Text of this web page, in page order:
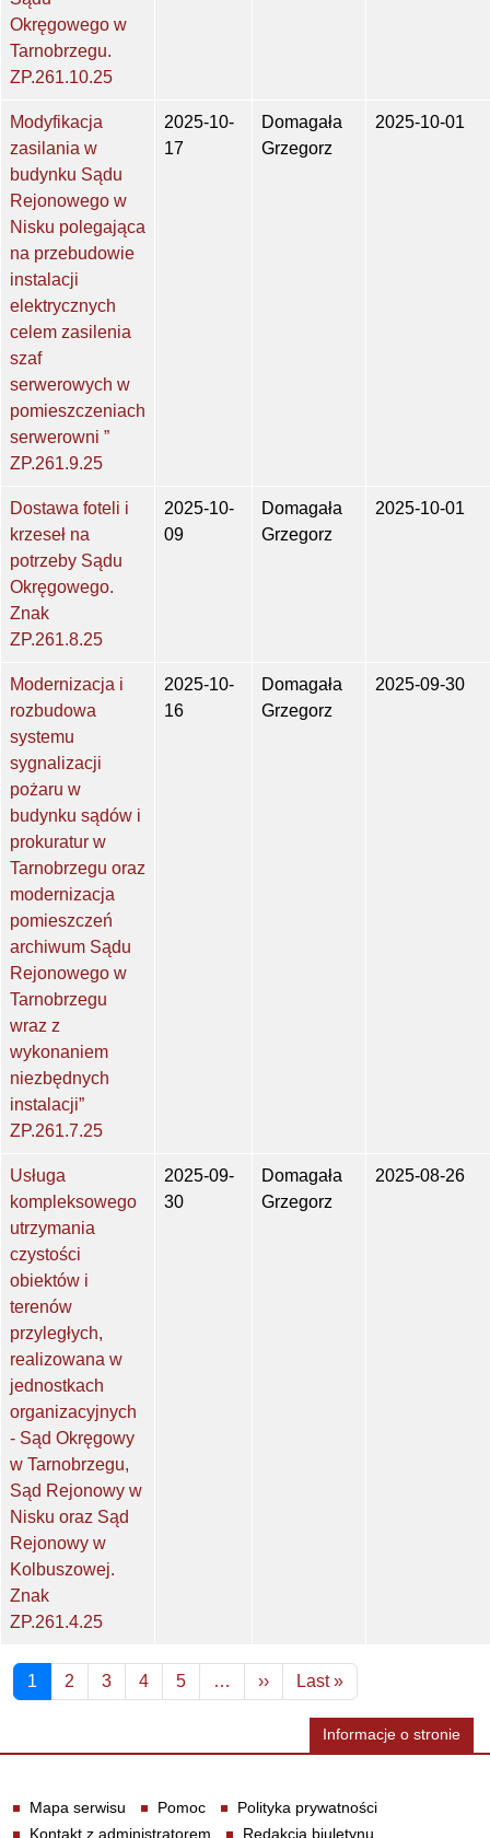
Okręgowego w
Tarnobrzegu.
ZP.261.10.25
Modyfikacja
zasilania w
budynku Sądu
Rejonowego w
Nisku polegająca
na przebudowie
instalacji
elektrycznych
celem zasilenia
szaf
serwerowych w
pomieszczeniach
serwerowni ”
ZP.261.9.25
2025-10-
17
Domagała
Grzegorz
2025-10-01
Dostawa foteli i
krzeseł na
potrzeby Sądu
Okręgowego.
Znak
ZP.261.8.25
2025-10-
09
Domagała
Grzegorz
2025-10-01
Modernizacja i
rozbudowa
systemu
sygnalizacji
pożaru w
budynku sądów i
prokuratur w
Tarnobrzegu oraz
modernizacja
pomieszczeń
archiwum Sądu
Rejonowego w
Tarnobrzegu
wraz z
wykonaniem
niezbędnych
instalacji”
ZP.261.7.25
2025-10-
16
Domagała
Grzegorz
2025-09-30
Usługa
kompleksowego
utrzymania
czystości
obiektów i
terenów
przyległych,
realizowana w
jednostkach
organizacyjnych
- Sąd Okręgowy
w Tarnobrzegu,
Sąd Rejonowy w
Nisku oraz Sąd
Rejonowy w
Kolbuszowej.
Znak
ZP.261.4.25
2025-09-
30
Domagała
Grzegorz
2025-08-26
Stronicowanie
1 2 3 4 5 … ››Następna strona
Last »Ostatnia strona
Informacje o stronie
Mapa serwisu Pomoc
Polityka prywatności
Kontakt z administratorem
Redakcja biuletynu